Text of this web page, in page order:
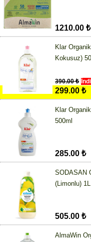
1210.00 ₺
Klar
Kokusuz)
390.00 ₺
299.00 ₺
Klar
500ml
285.00 ₺
SODASAN
(Limonlu) 1L
505.00 ₺
AlmaWin